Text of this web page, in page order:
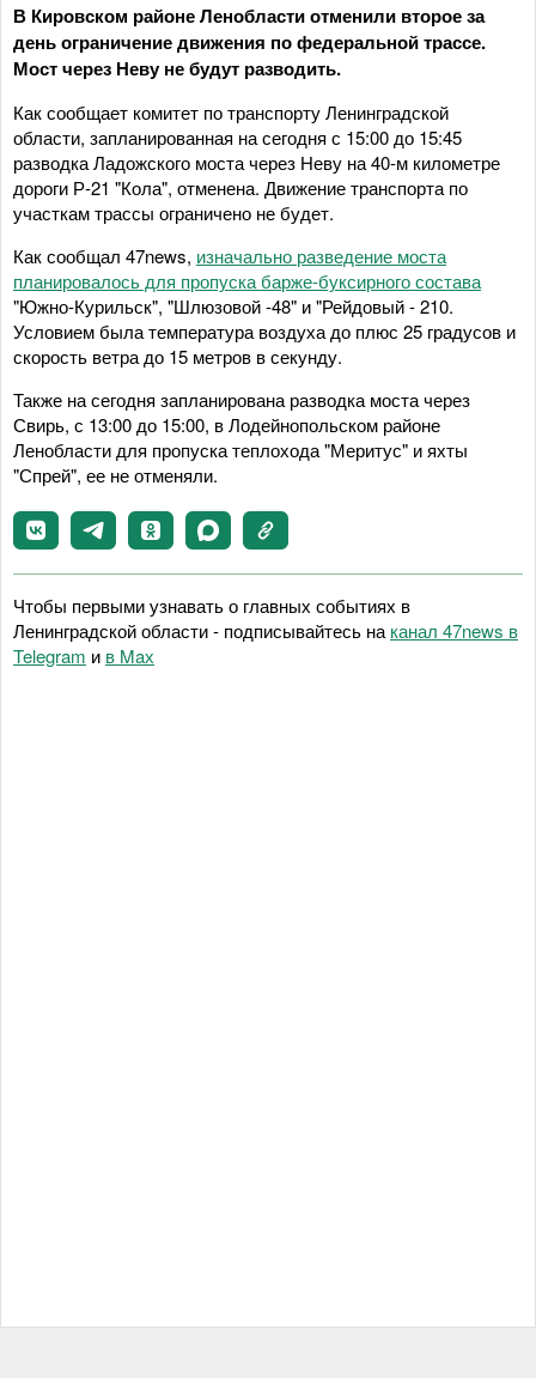
В Кировском районе Ленобласти отменили второе за
день ограничение движения по федеральной трассе.
Мост через Неву не будут разводить.
Как сообщает комитет по транспорту Ленинградской
области, запланированная на сегодня с 15:00 до 15:45
разводка Ладожского моста через Неву на 40-м километре
дороги Р-21 "Кола", отменена. Движение транспорта по
участкам трассы ограничено не будет.
Как сообщал 47news, изначально разведение моста
планировалось для пропуска барже-буксирного состава
"Южно-Курильск", "Шлюзовой -48" и "Рейдовый - 210.
Условием была температура воздуха до плюс 25 градусов и
скорость ветра до 15 метров в секунду.
Также на сегодня запланирована разводка моста через
Свирь, с 13:00 до 15:00, в Лодейнопольском районе
Ленобласти для пропуска теплохода "Меритус" и яхты
"Спрей", ее не отменяли.
Чтобы первыми узнавать о главных событиях в
Ленинградской области - подписывайтесь на канал 47news в
Telegram и в Maх